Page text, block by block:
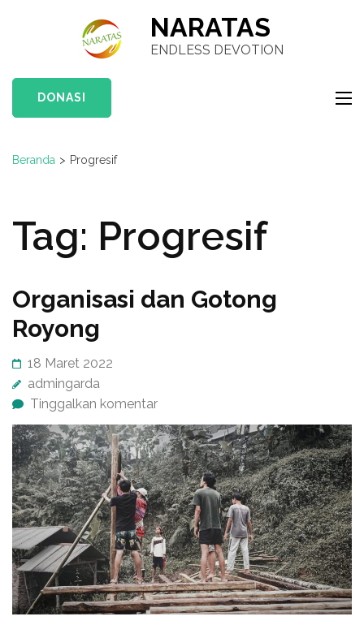
(Tekan
Enter)
NARATAS
ENDLESS DEVOTION
DONASI
Beranda > Progresif
Tag: Progresif
Organisasi dan Gotong
Royong
18 Maret 2022
admingarda
Tinggalkan komentar